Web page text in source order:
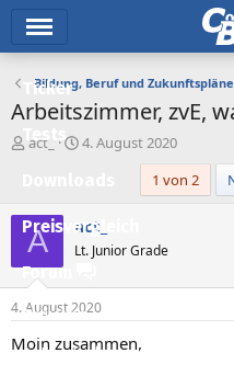
Ticker
Tests
Preisvergleich
Forum
Aktuelles
Empfohlene Inhalte
Bildung, Beruf und Zukunftspläne
Arbeitszimmer, zvE,
E
e
l
e
r
act_
E
e
l
a
m
4. August 2020
1 von 2
A act_
Lt. Junior Grade
4. August 2020
Moin zusammen,